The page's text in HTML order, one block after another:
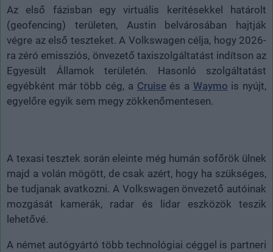
Az első fázisban egy virtuális kerítésekkel határolt
(geofencing) területen, Austin belvárosában hajtják
végre az első teszteket. A Volkswagen célja, hogy 2026-
ra zéró emissziós, önvezető taxiszolgáltatást indítson az
Egyesült Államok területén. Hasonló szolgáltatást
egyébként már több cég, a Cruiseés a Waymo is nyújt,
egyelőre egyik sem megy zökkenőmentesen.
A texasi tesztek során eleinte még humán sofőrök ülnek
majd a volán mögött, de csak azért, hogy ha szükséges,
be tudjanak avatkozni. A Volkswagen önvezető autóinak
mozgását kamerák, radar és lidar eszközök teszik
lehetővé.
A német autógyártó több technológiai céggel is partneri